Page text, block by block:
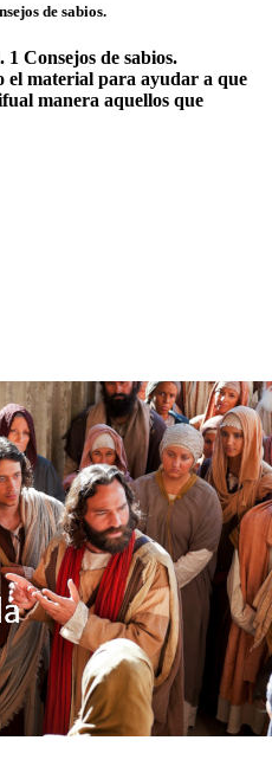
de sabios.
Consejos de sabios.
el material para ayudar a que
manera aquellos que